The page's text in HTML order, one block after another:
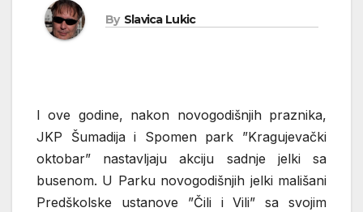
By Slavica Lukic
I ove godine, nakon novogodišnjih praznika,
JKP Šumadija i Spomen park ”Kragujevački
oktobar” nastavljaju akciju sadnje jelki sa
busenom. U Parku novogodišnjih jelki mališani
Predškolske ustanove ”Čili i Vili” sa svojim